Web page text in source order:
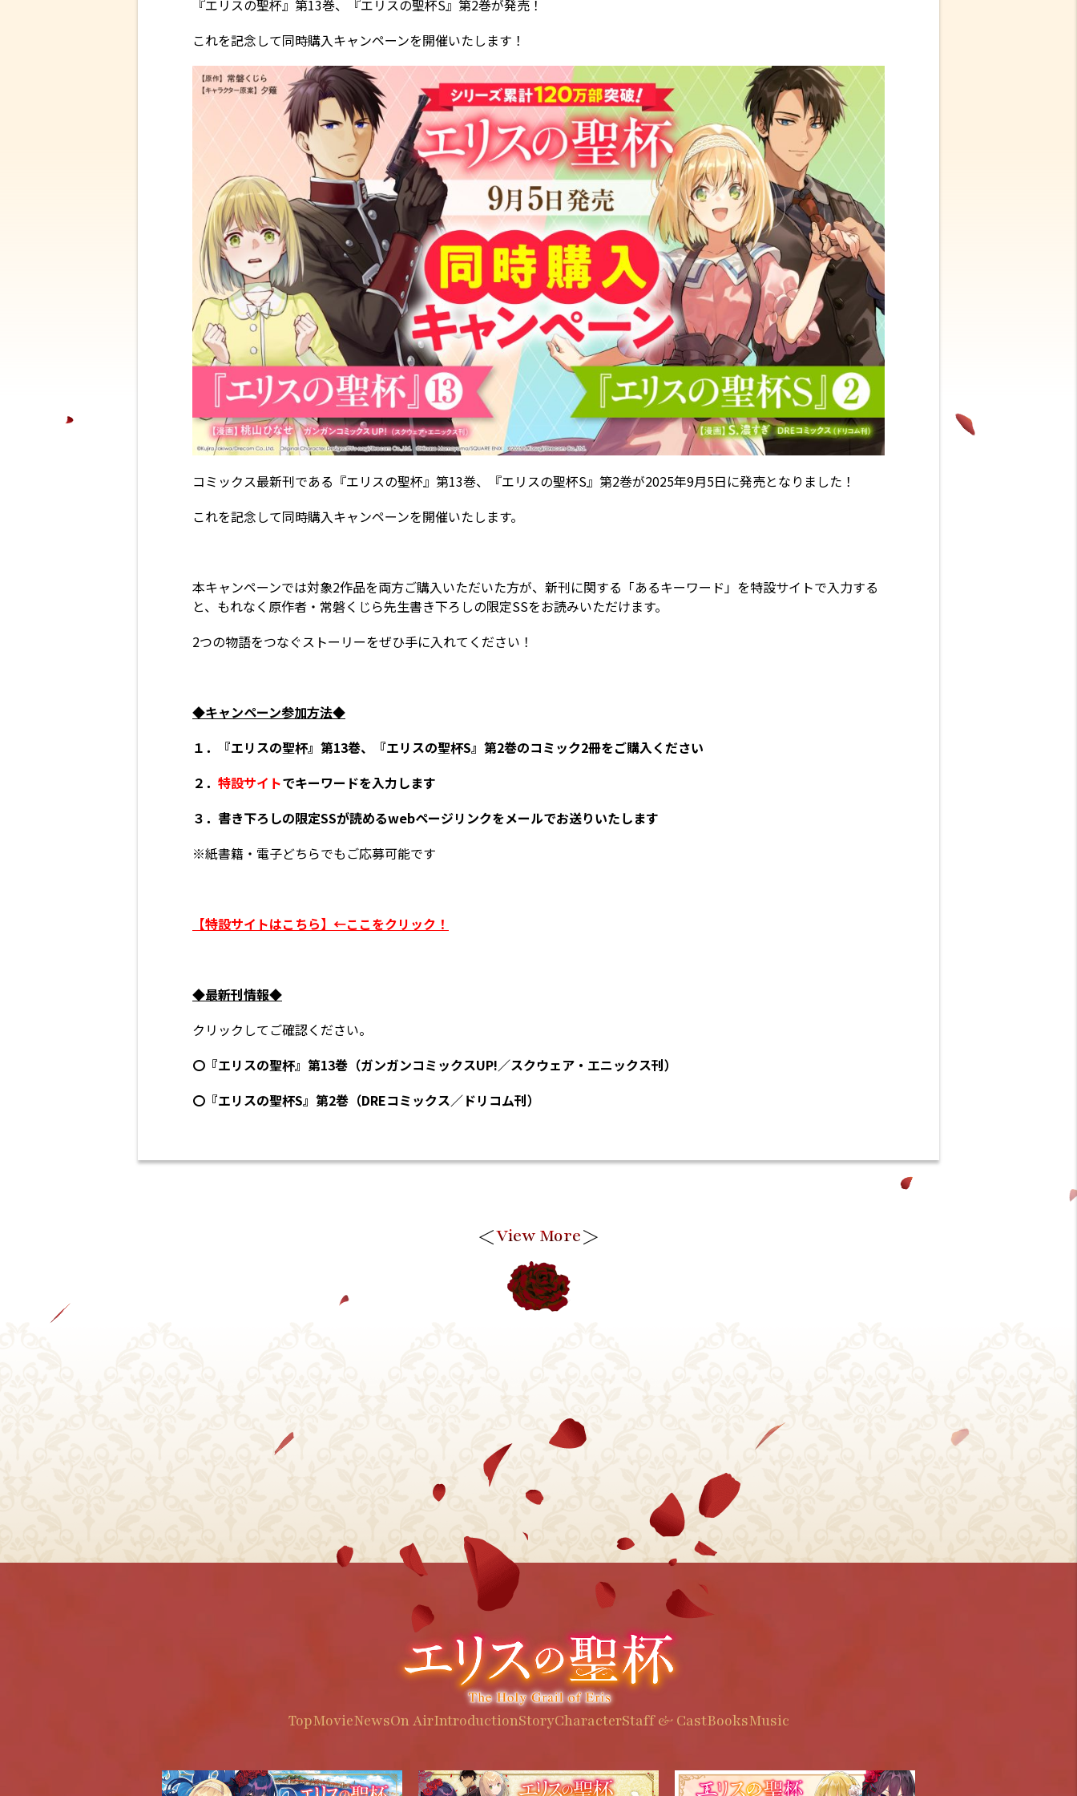
『エリスの聖杯』第13巻、『エリスの聖杯S』第2巻が発売！
これを記念して同時購入キャンペーンを開催いたします！
コミックス最新刊である『エリスの聖杯』第13巻、『エリスの聖杯S』第2巻が2025年9月5日に発売となりました！
これを記念して同時購入キャンペーンを開催いたします。
本キャンペーンでは対象2作品を両方ご購入いただいた方が、新刊に関する「あるキーワード」を特設サイトで入力する
と、もれなく原作者・常磐くじら先生書き下ろしの限定SSをお読みいただけます。
2つの物語をつなぐストーリーをぜひ手に入れてください！
◆キャンペーン参加方法◆
１．『エリスの聖杯』第13巻、『エリスの聖杯S』第2巻のコミック2冊をご購入ください
２． 特設サイトでキーワードを入力します
３．書き下ろしの限定SSが読めるwebページリンクをメールでお送りいたします
※紙書籍・電子どちらでもご応募可能です
【特設サイトはこちら】←ここをクリック！
◆最新刊情報◆
クリックしてご確認ください。
〇 『エリスの聖杯』第13巻（ガンガンコミックスUP!／スクウェア・エニックス刊）
〇 『エリスの聖杯S』第2巻（DREコミックス／ドリコム刊）
＜View More＞
TopMovieNewsOn AirIntroductionStoryCharacterStaff & CastBooksMusic